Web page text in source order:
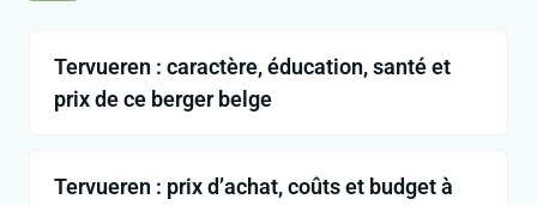
Tervueren : caractère, éducation, santé et
prix de ce berger belge
Tervueren : prix d’achat, coûts et budget à